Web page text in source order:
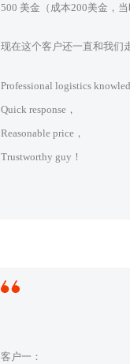
500 美金（成本200美金，
现在这个客户还一直和我们
Professional logistics
Quick response，
Reasonable price，
Trustworthy guy！
客户一：